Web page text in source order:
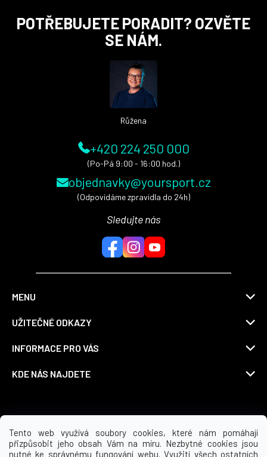
Tento web využívá soubory cookies, které nám pomáhají
přizpůsobit jeho obsah Vám na míru. Nezbytné cookies jsou
nutné ke správnému fungování webu. Využití všech ostatních
POTŘEBUJETE PORADIT? OZVĚTE
SE NÁM.
Růžena
+420 224 250 000
(Po-Pá 9:00 - 16:00 hod.)
objednavky@yoursport.cz
(Odpovídáme zpravidla do 24h)
Sledujte nás
MENU
UŽITEČNÉ ODKAZY
INFORMACE PRO VÁS
KDE NÁS NAJDETE
Možnosti dopravy